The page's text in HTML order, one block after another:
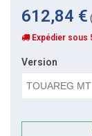
612,84 €
Expédier sous
Version